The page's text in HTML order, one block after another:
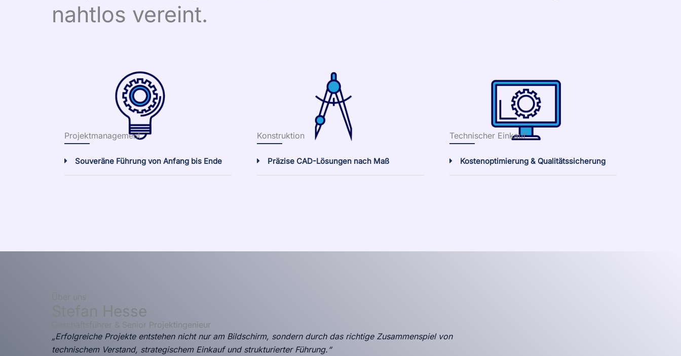
nahtlos vereint.
Projektmanagement
Souveräne Führung von Anfang bis Ende
Konstruktion
Präzise CAD-Lösungen nach Maß
Technischer Einkauf
Kostenoptimierung & Qualitätssicherung
Über uns
Stefan Hesse
Geschäftsführer & Senior Projektingenieur
„Erfolgreiche Projekte entstehen nicht nur am Bildschirm, sondern durch das richtige Zusammenspiel von
technischem Verstand, strategischem Einkauf und strukturierter Führung.“